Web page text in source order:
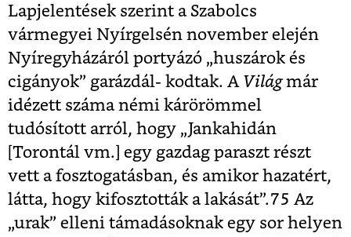
Lapjelentések szerint a Szabolcs
vármegyei Nyírgelsén november elején
Nyíregyházáról portyázó „huszárok és
cigányok” garázdál- kodtak. A Világmár
idézett száma némi kárörömmel
tudósított arról, hogy „Jankahidán
[Torontál vm.] egy gazdag paraszt részt
vett a fosztogatásban, és amikor hazatért,
látta, hogy kifosztották a lakását”.75 Az
„urak” elleni támadásoknak egy sor helyen